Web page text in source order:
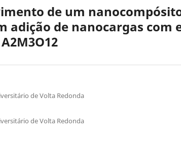
de um
adição de nanocargas
de Volta Redonda
de Volta Redonda